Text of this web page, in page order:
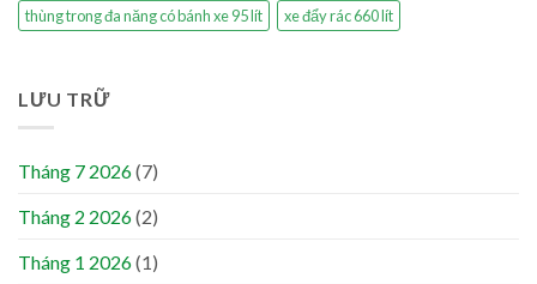
thùng trong đa năng có bánh xe 95 lít
xe đẩy rác 660 lít
LƯU TRỮ
Tháng 7 2026(7)
Tháng 2 2026(2)
Tháng 1 2026(1)